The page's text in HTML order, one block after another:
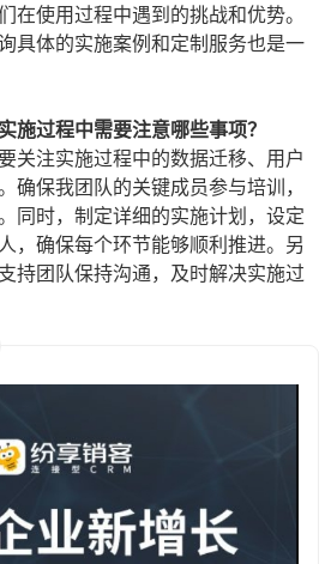
在使用过程中遇到的挑战和优势。
具体的实施案例和定制服务也是一
施过程中需要注意哪些事项？
关注实施过程中的数据迁移、用户
确保我团队的关键成员参与培训，
同时，制定详细的实施计划，设定
，确保每个环节能够顺利推进。另
持团队保持沟通，及时解决实施过